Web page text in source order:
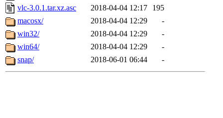
vlc-3.0.1.tar.xz.asc
2018-04-04 12:17
195
macosx/
2018-04-04 12:29
-
win32/
2018-04-04 12:29
-
win64/
2018-04-04 12:29
-
snap/
2018-06-01 06:44 -